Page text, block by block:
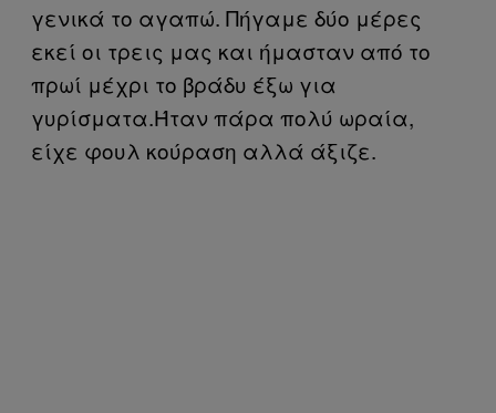
γενικά το αγαπώ. Πήγαμε δύο μέρες
εκεί οι τρεις μας και ήμασταν από το
πρωί μέχρι το βράδυ έξω για
γυρίσματα.Ήταν πάρα πολύ ωραία,
είχε φουλ κούραση αλλά άξιζε.